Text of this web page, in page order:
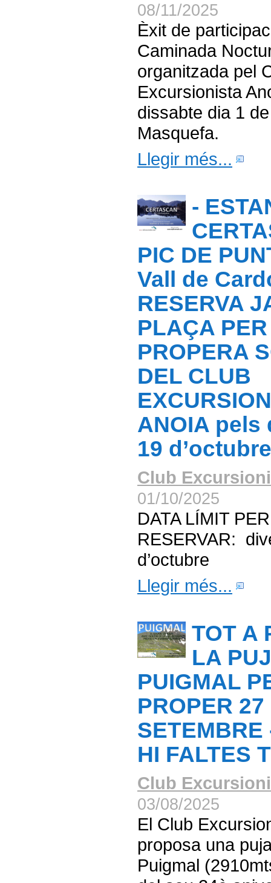
08/11/2025
Èxit de
Caminada
organitzada pel
Excursionista
dissabte dia 1
Masquefa.
Llegir més...
-
PIC DE
Vall de
RESERVA
PLAÇA
PROPERA
DEL CLUB
ANOIA pels
19 d’octubre
Club
01/10/2025
DATA LÍMIT
RESERVAR:
d’octubre
Llegir més...
TOT A
LA
PUIGMAL
PROPER 27
SETEMBRE
HI FALTES
Club
03/08/2025
El Club
proposa una
Puigmal